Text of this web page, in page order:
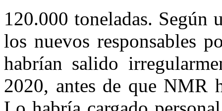
120.000 toneladas. Según
los nuevos responsables
habrían salido
2020, antes de que NMR